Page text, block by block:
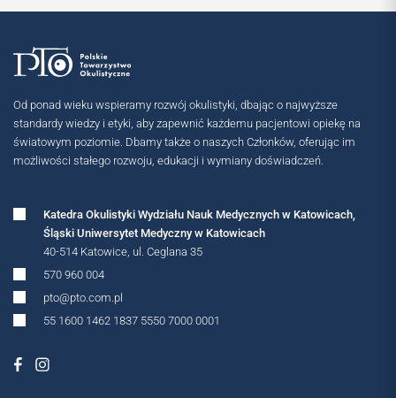
Od ponad wieku wspieramy rozwój okulistyki, dbając o najwyższe
standardy wiedzy i etyki, aby zapewnić każdemu pacjentowi opiekę na
światowym poziomie. Dbamy także o naszych Członków, oferując im
możliwości stałego rozwoju, edukacji i wymiany doświadczeń.
Katedra Okulistyki Wydziału Nauk Medycznych w Katowicach,
Śląski Uniwersytet Medyczny w Katowicach
40-514 Katowice, ul. Ceglana 35
570 960 004
pto@pto.com.pl
55 1600 1462 1837 5550 7000 0001